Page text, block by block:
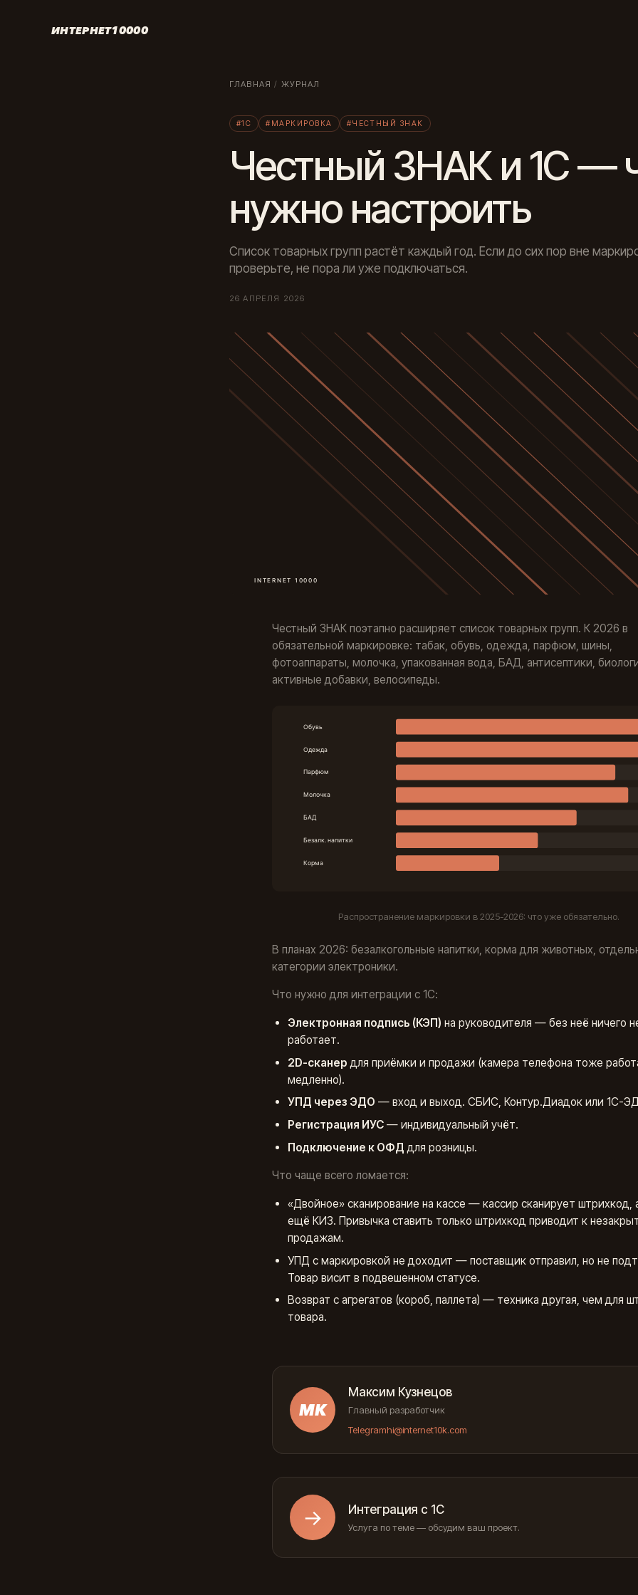
ИНТЕРНЕТ10000
ГЛАВНАЯ / ЖУРНАЛ
#1С #МАРКИРОВКА #ЧЕСТНЫЙ ЗНАК
Честный ЗНАК и 1С —
нужно настроить
Список товарных групп растёт каждый год. Если до сих пор вне
проверьте, не пора ли уже подключаться.
26 АПРЕЛЯ 2026
Честный ЗНАК поэтапно расширяет список товарных групп. К 2026 в
обязательной маркировке: табак, обувь, одежда, парфюм, шины,
фотоаппараты, молочка, упакованная вода, БАД, антисептики,
активные добавки, велосипеды.
Распространение маркировки в 2025-2026: что уже обязательно.
В планах 2026: безалкогольные напитки, корма для животных,
категории электроники.
Что нужно для интеграции с 1С:
Электронная подпись (КЭП) на руководителя — без неё ничего
работает.
2D-сканер для приёмки и продажи (камера телефона тоже
медленно).
УПД через ЭДО — вход и выход. СБИС, Контур.Диадок или 1С-
Регистрация ИУС— индивидуальный учёт.
Подключение к ОФД для розницы.
Что чаще всего ломается:
«Двойное» сканирование на кассе — кассир сканирует штрихкод,
ещё КИЗ. Привычка ставить только штрихкод приводит к
продажам.
УПД с маркировкой не доходит — поставщик отправил, но не
Товар висит в подвешенном статусе.
Возврат с агрегатов (короб, паллета) — техника другая, чем для
товара.
МК
Максим Кузнецов
Главный разработчик
Telegramhi@internet10k.com
→ Интеграция с 1С
Услуга по теме — обсудим ваш проект.